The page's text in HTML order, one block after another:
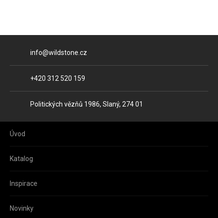
E-mail
info@wildstone.cz
Telefon
+420 312 520 159
Adresa
Politických vězňů 1986, Slaný, 274 01
Úvod
Katalog
Inspirace
Novinky